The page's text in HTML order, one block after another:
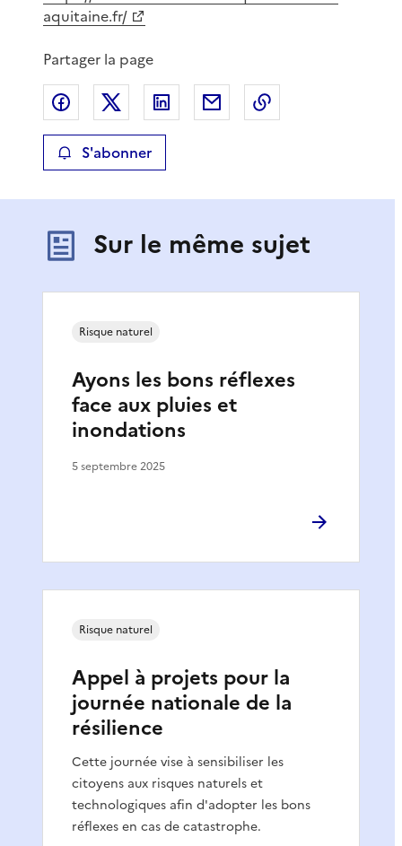
aquitaine.fr/
Partager la page
Partager sur Facebook
Partager sur XPartager sur LinkedIn
Partager par email
S'abonner
Sur le même sujet
Ayons les bons réflexes
face aux pluies et
inondations
Risque naturel
5 septembre 2025
Appel à projets pour la
journée nationale de la
résilience
Cette journée vise à sensibiliser les
citoyens aux risques naturels et
technologiques afin d'adopter les bons
réflexes en cas de catastrophe.
Risque naturel